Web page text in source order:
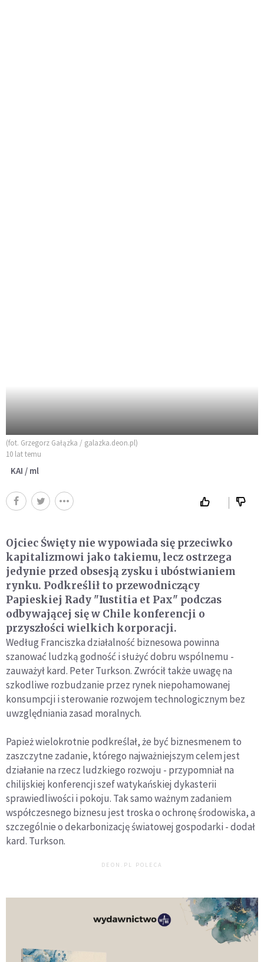
(fot. Grzegorz Gałązka / galazka.deon.pl)
10 lat temu
KAI / ml
Ojciec Święty nie wypowiada się przeciwko
kapitalizmowi jako takiemu, lecz ostrzega
jedynie przed obsesją zysku i ubóstwianiem
rynku. Podkreślił to przewodniczący
Papieskiej Rady "Iustitia et Pax" podczas
odbywającej się w Chile konferencji o
przyszłości wielkich korporacji.
Według Franciszka działalność biznesowa powinna
szanować ludzką godność i służyć dobru wspólnemu -
zauważył kard. Peter Turkson. Zwrócił także uwagę na
szkodliwe rozbudzanie przez rynek niepohamowanej
konsumpcji i sterowanie rozwojem technologicznym bez
uwzględniania zasad moralnych.
Papież wielokrotnie podkreślał, że być biznesmenem to
zaszczytne zadanie, którego najważniejszym celem jest
działanie na rzecz ludzkiego rozwoju - przypomniał na
chilijskiej konferencji szef watykańskiej dykasterii
sprawiedliwości i pokoju. Tak samo ważnym zadaniem
współczesnego biznesu jest troska o ochronę środowiska, a
szczególnie o dekarbonizację światowej gospodarki - dodał
kard. Turkson.
DEON.PL POLECA